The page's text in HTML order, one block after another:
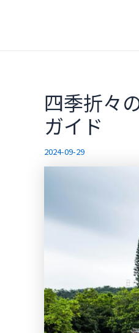
四季折々
ガイド
2024-09-29